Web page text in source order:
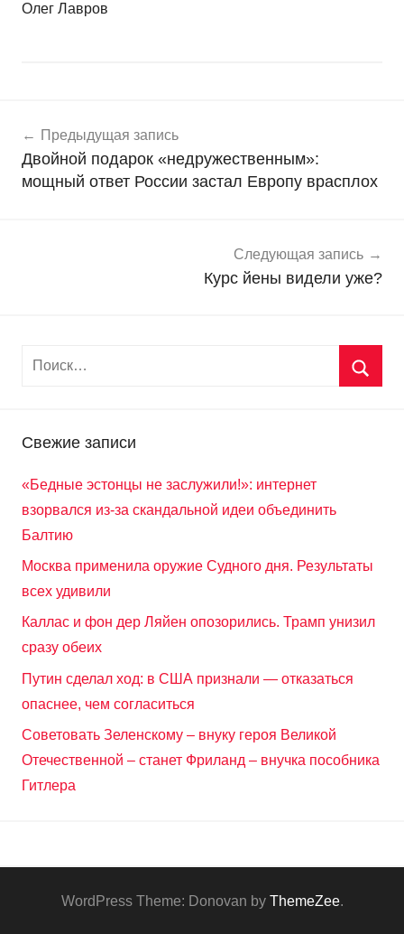
Олег Лавров
о
в
о
по
записям
Предыдущая запись
Двойной подарок «недружественным»:
мощный ответ России застал Европу врасплох
Следующая запись
Курс йены видели уже?
Свежие записи
«Бедные эстонцы не заслужили!»: интернет
взорвался из-за скандальной идеи объединить
Балтию
Москва применила оружие Судного дня. Результаты
всех удивили
Каллас и фон дер Ляйен опозорились. Трамп унизил
сразу обеих
Путин сделал ход: в США признали — отказаться
опаснее, чем согласиться
Советовать Зеленскому – внуку героя Великой
Отечественной – станет Фриланд – внучка пособника
Гитлера
WordPress Theme: Donovan by ThemeZee.